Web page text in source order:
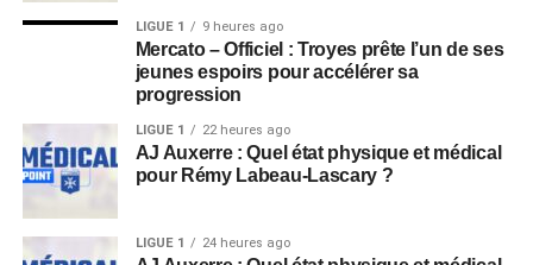
LIGUE 1 9 heures ago
Mercato – Officiel : Troyes prête l’un de ses
jeunes espoirs pour accélérer sa
progression
LIGUE 1 22 heures ago
AJ Auxerre : Quel état physique et médical
pour Rémy Labeau-Lascary ?
LIGUE 1 24 heures ago